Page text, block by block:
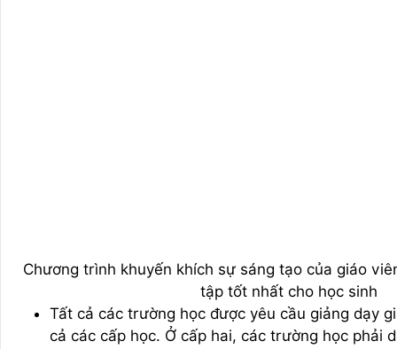
Chương trình khuyến khích sự sáng tạo của giáo
tập tốt nhất cho học sinh
Tất cả các trường học được yêu cầu giảng dạy
cả các cấp học. Ở cấp hai, các trường học phải